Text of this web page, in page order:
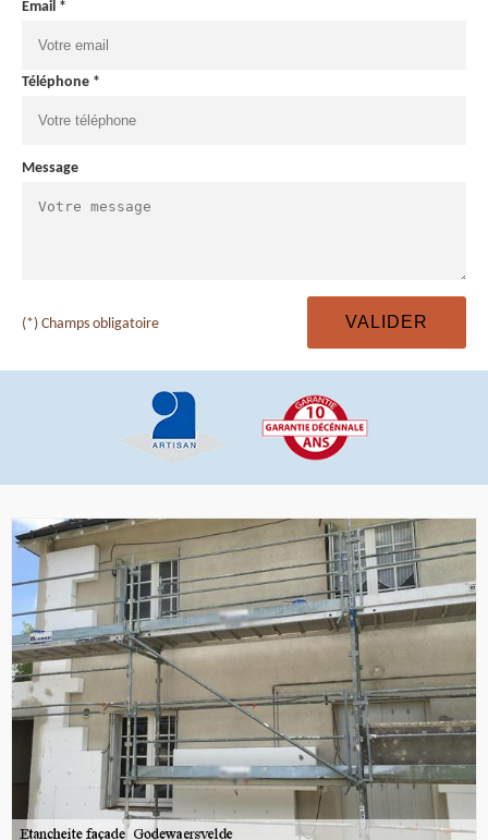
Email *
Téléphone *
Message
(*) Champs obligatoire